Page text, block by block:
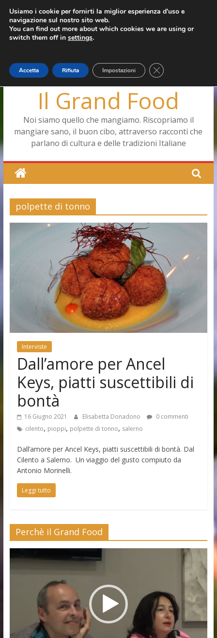
Salta
contenuto
giovedì, Agosto 6, 2026
Ultimo: Pizza a Corte
Menopausa, una forma smagliante senza età
Capodimonte, ritorna la tavola di corte
Il Grand Food
Noi siamo quello che mangiamo. Riscopriamo il
mangiare sano, il buon cibo, attraverso racconti che
parlano di cultura e delle tradizioni Italiane
polpette di tonno
Interviste
Dall’amore per Ancel
Keys, piatti suscettibili di
bontà
16 Giugno 2021 Elisabetta Donadono
0 commenti
cilento, pioppi, polpette di tonno, salerno
Dall’amore per Ancel Keys, piatti suscettibili di bontà. Dal
Cilento a Salerno. Un viaggio del gusto compiuto da
Antonio Morinelli.
Leggi tutto
Perchè il Grand Food
Usiamo i cookie per fornirti la miglior esperienza d'uso e
navigazione sul nostro sito web.
You can find out more about which cookies we are using or
switch them off in settings.
Accetta Rifiuta Impostazioni Close GDPR